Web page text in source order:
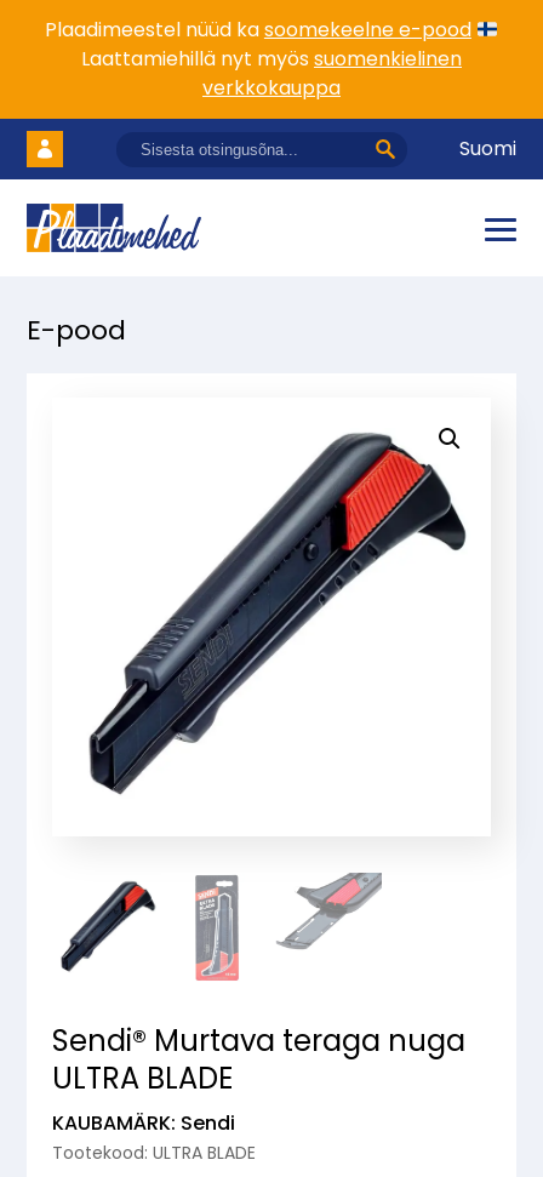
Plaadimeestel nüüd kasoomekeelne e-pood
Laattamiehillä nyt myössuomenkielinen
verkkokauppa
Suomi
E-pood
Sendi® Murtava teraga nuga
ULTRA BLADE
KAUBAMÄRK: Sendi
Tootekood: ULTRA BLADE